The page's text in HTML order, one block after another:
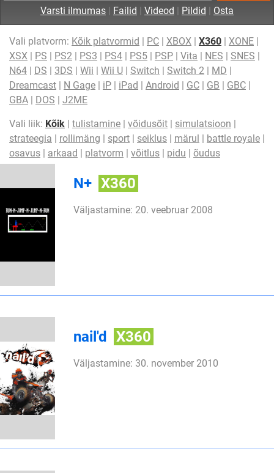
Varsti ilmumas | Failid | Videod | Pildid | Osta
Vali platvorm: Kõik platvormid | PC | XBOX | X360 | XONE |
XSX | PS | PS2 | PS3 | PS4 | PS5 | PSP | Vita | NES | SNES |
N64 | DS | 3DS | Wii | Wii U | Switch | Switch 2 | MD |
Dreamcast | N Gage | iP | iPad | Android | GC | GB | GBC |
GBA | DOS | J2ME
Vali liik: Kõik | tulistamine | võidusõit | simulatsioon |
strateegia | rollimäng | sport | seiklus | märul | battle royale |
osavus | arkaad | platvorm | võitlus | pidu | õudus
N+ X360
Väljastamine: 20. veebruar 2008
nail'd X360
Väljastamine: 30. november 2010